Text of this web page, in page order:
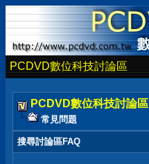
PCDVD數位科技討論區
PCDVD數位科技討論區
常見問題
搜尋討論區FAQ